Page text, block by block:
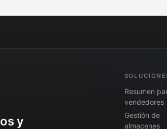
y
Resumen
vendedores
Gestión de
almacenes